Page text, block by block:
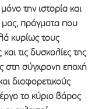
την ιστορία και
μας, πράγματα που
κυρίως τους
τις δυσκολίες της
στη σύγχρονη εποχή
διαφορετικούς
το κύριο βάρος